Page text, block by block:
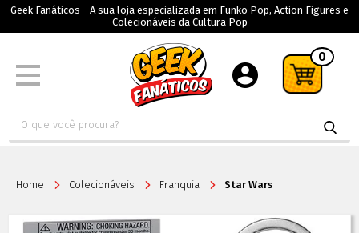
Geek Fanáticos - A sua loja especializada em Funko Pop, Action Figures e
Colecionáveis da Cultura Pop
0
Home Colecionáveis Franquia Star Wars